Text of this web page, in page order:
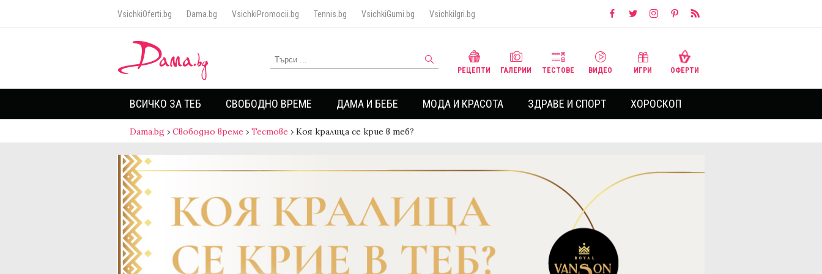
VsichkiOferti.bg Dama.bg VsichkiPromocii.bg Tennis.bg VsichkiGumi.bg VsichkiIgri.bg
РЕЦЕПТИ ГАЛЕРИИ ТЕСТОВЕ ВИДЕО ИГРИ ОФЕРТИ
ВСИЧКО ЗА ТЕБ СВОБОДНО ВРЕМЕ ДАМА И БЕБЕ МОДА И КРАСОТА ЗДРАВЕ И СПОРТ ХОРОСКОП
Dama.bg › Свободно време › Тестове › Коя кралица се крие в теб?